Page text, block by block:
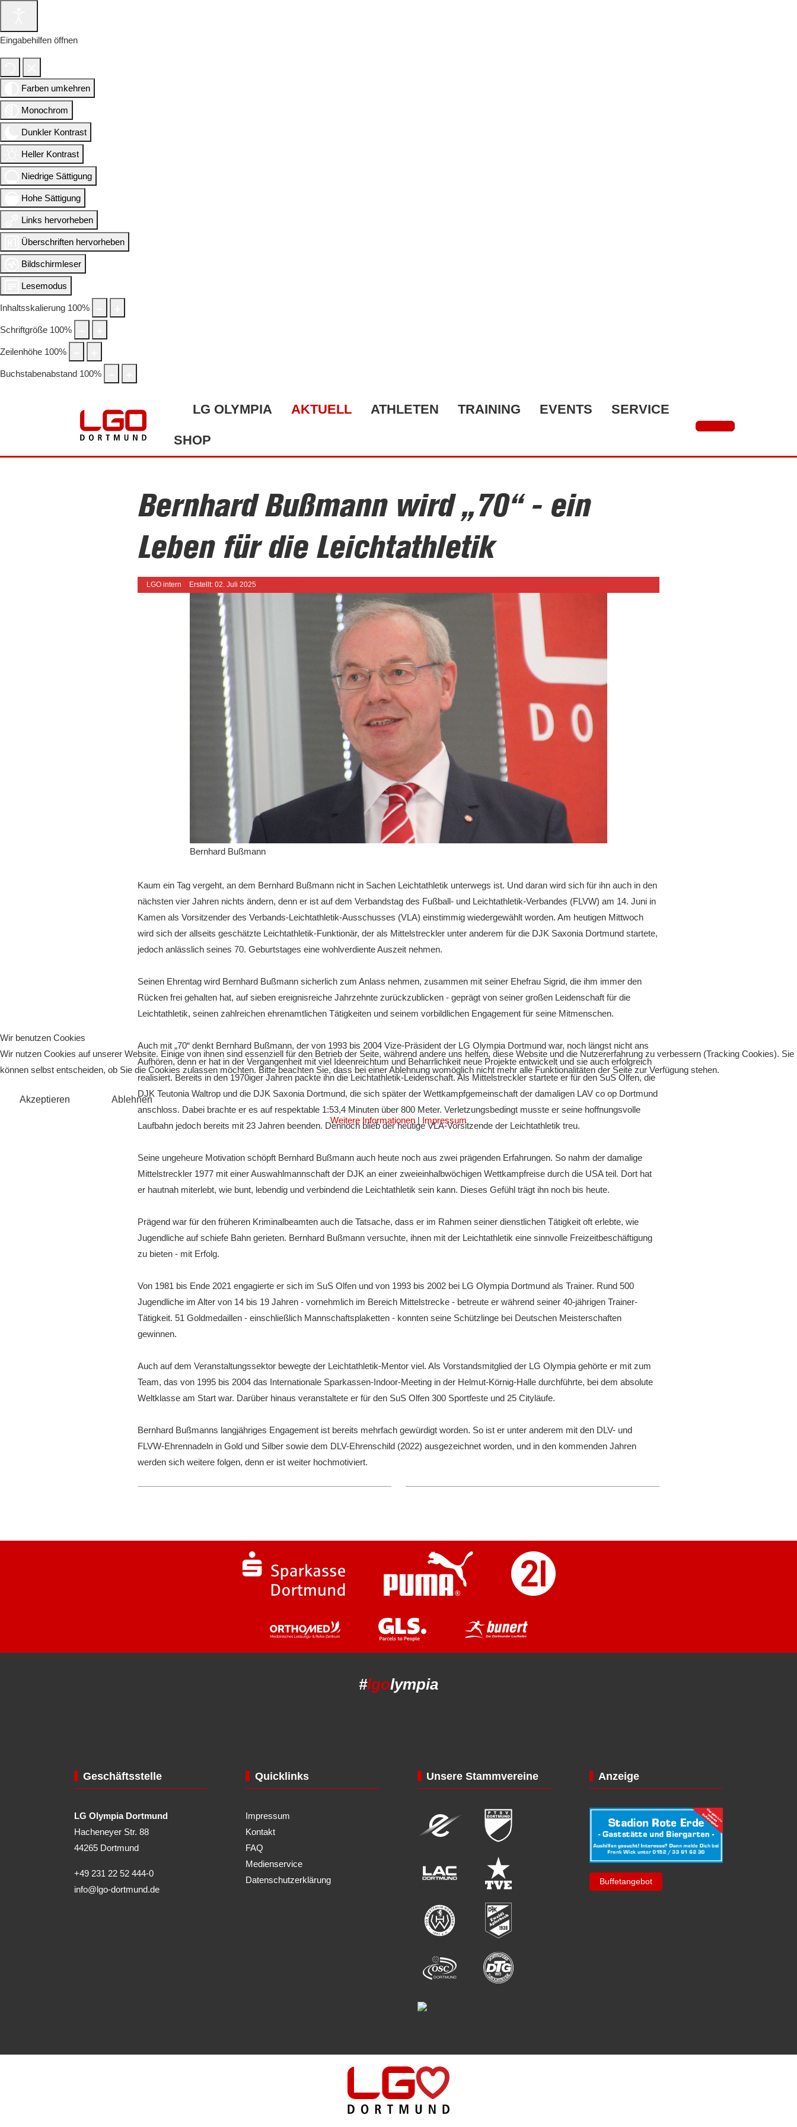
Eingabehilfen öffnen
Farben umkehren
Monochrom
Dunkler Kontrast
Heller Kontrast
Niedrige Sättigung
Hohe Sättigung
Links hervorheben
Überschriften hervorheben
Bildschirmleser
Lesemodus
Inhaltsskalierung 100%
Schriftgröße 100%
Zeilenhöhe 100%
Buchstabenabstand 100%
LG OLYMPIA AKTUELL ATHLETEN TRAINING EVENTS SERVICE
SHOP
Bernhard Bußmann wird „70“ - ein
Leben für die Leichtathletik
LGO intern Erstellt: 02. Juli 2025
Bernhard Bußmann
Kaum ein Tag vergeht, an dem Bernhard Bußmann nicht in Sachen Leichtathletik unterwegs ist. Und daran wird sich für ihn auch in den
nächsten vier Jahren nichts ändern, denn er ist auf dem Verbandstag des Fußball- und Leichtathletik-Verbandes (FLVW) am 14. Juni in
Kamen als Vorsitzender des Verbands-Leichtathletik-Ausschusses (VLA) einstimmig wiedergewählt worden. Am heutigen Mittwoch
wird sich der allseits geschätzte Leichtathletik-Funktionär, der als Mittelstreckler unter anderem für die DJK Saxonia Dortmund startete,
jedoch anlässlich seines 70. Geburtstages eine wohlverdiente Auszeit nehmen.
Seinen Ehrentag wird Bernhard Bußmann sicherlich zum Anlass nehmen, zusammen mit seiner Ehefrau Sigrid, die ihm immer den
Rücken frei gehalten hat, auf sieben ereignisreiche Jahrzehnte zurückzublicken - geprägt von seiner großen Leidenschaft für die
Leichtathletik, seinen zahlreichen ehrenamtlichen Tätigkeiten und seinem vorbildlichen Engagement für seine Mitmenschen.
Auch mit „70“ denkt Bernhard Bußmann, der von 1993 bis 2004 Vize-Präsident der LG Olympia Dortmund war, noch längst nicht ans
Aufhören, denn er hat in der Vergangenheit mit viel Ideenreichtum und Beharrlichkeit neue Projekte entwickelt und sie auch erfolgreich
realisiert. Bereits in den 1970iger Jahren packte ihn die Leichtathletik-Leidenschaft. Als Mittelstreckler startete er für den SuS Olfen, die
DJK Teutonia Waltrop und die DJK Saxonia Dortmund, die sich später der Wettkampfgemeinschaft der damaligen LAV co op Dortmund
anschloss. Dabei brachte er es auf respektable 1:53,4 Minuten über 800 Meter. Verletzungsbedingt musste er seine hoffnungsvolle
Laufbahn jedoch bereits mit 23 Jahren beenden. Dennoch blieb der heutige VLA-Vorsitzende der Leichtathletik treu.
Seine ungeheure Motivation schöpft Bernhard Bußmann auch heute noch aus zwei prägenden Erfahrungen. So nahm der damalige
Mittelstreckler 1977 mit einer Auswahlmannschaft der DJK an einer zweieinhalbwöchigen Wettkampfreise durch die USA teil. Dort hat
er hautnah miterlebt, wie bunt, lebendig und verbindend die Leichtathletik sein kann. Dieses Gefühl trägt ihn noch bis heute.
Prägend war für den früheren Kriminalbeamten auch die Tatsache, dass er im Rahmen seiner dienstlichen Tätigkeit oft erlebte, wie
Jugendliche auf schiefe Bahn gerieten. Bernhard Bußmann versuchte, ihnen mit der Leichtathletik eine sinnvolle Freizeitbeschäftigung
zu bieten - mit Erfolg.
Von 1981 bis Ende 2021 engagierte er sich im SuS Olfen und von 1993 bis 2002 bei LG Olympia Dortmund als Trainer. Rund 500
Jugendliche im Alter von 14 bis 19 Jahren - vornehmlich im Bereich Mittelstrecke - betreute er während seiner 40-jährigen Trainer-
Tätigkeit. 51 Goldmedaillen - einschließlich Mannschaftsplaketten - konnten seine Schützlinge bei Deutschen Meisterschaften
gewinnen.
Auch auf dem Veranstaltungssektor bewegte der Leichtathletik-Mentor viel. Als Vorstandsmitglied der LG Olympia gehörte er mit zum
Team, das von 1995 bis 2004 das Internationale Sparkassen-Indoor-Meeting in der Helmut-Körnig-Halle durchführte, bei dem absolute
Weltklasse am Start war. Darüber hinaus veranstaltete er für den SuS Olfen 300 Sportfeste und 25 Cityläufe.
Bernhard Bußmanns langjähriges Engagement ist bereits mehrfach gewürdigt worden. So ist er unter anderem mit den DLV- und
FLVW-Ehrennadeln in Gold und Silber sowie dem DLV-Ehrenschild (2022) ausgezeichnet worden, und in den kommenden Jahren
werden sich weitere folgen, denn er ist weiter hochmotiviert.
#lgolympia
Geschäftsstelle
LG Olympia Dortmund
Hacheneyer Str. 88
44265 Dortmund
+49 231 22 52 444-0
info@lgo-dortmund.de
Quicklinks
Impressum
Kontakt
FAQ
Medienservice
Datenschutzerklärung
Unsere Stammvereine Anzeige
Buffetangebot
Wir benutzen Cookies
Wir nutzen Cookies auf unserer Website. Einige von ihnen sind essenziell für den Betrieb der Seite, während andere uns helfen, diese Website und die Nutzererfahrung zu verbessern (Tracking Cookies). Sie
können selbst entscheiden, ob Sie die Cookies zulassen möchten. Bitte beachten Sie, dass bei einer Ablehnung womöglich nicht mehr alle Funktionalitäten der Seite zur Verfügung stehen.
Akzeptieren Ablehnen
Weitere Informationen| Impressum